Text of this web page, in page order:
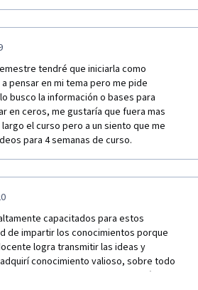
tendré que iniciarla como
pensar en mi tema pero me pide
busco la información o bases para
en ceros, me gustaría que fuera mas
el curso pero a un siento que me
para 4 semanas de curso.
capacitados para estos
de impartir los conocimientos porque
logra transmitir las ideas y
conocimiento valioso, sobre todo
son aspectos que puse en práctica